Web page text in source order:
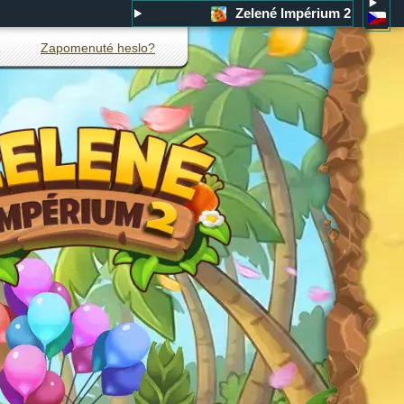
Zelené Impérium 2
Zapomenuté heslo?